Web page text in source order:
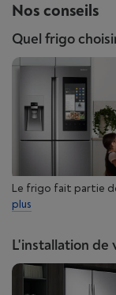
Nos conseils
Quel frigo
Le frigo fait partie
plus
L'installation de